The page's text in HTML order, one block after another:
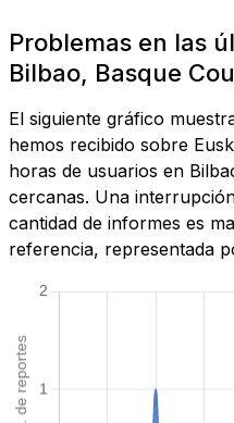
Problemas en las
Bilbao, Basque
El siguiente gráfico
hemos recibido sobre
horas de usuarios en
cercanas. Una
cantidad de informes es
referencia, representada